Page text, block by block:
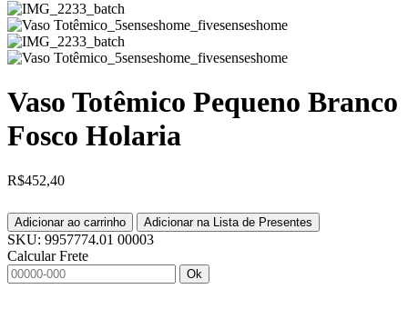
Vaso Totêmico Pequeno Branco
Fosco Holaria
R$452,40
Adicionar ao carrinho Adicionar na Lista de Presentes
SKU: 9957774.01 00003
Calcular Frete
Ok